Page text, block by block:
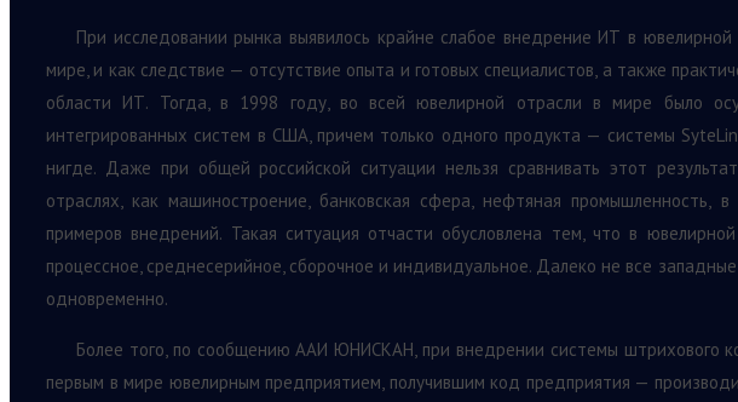
При исследовании рынка выявилось крайне слабое внедрение ИТ в
мире, и как следствие — отсутствие опыта и готовых специалистов, а также
области ИТ. Тогда, в 1998 году, во всей ювелирной отрасли в мире было
интегрированных систем в США, причем только одного продукта — системы
нигде. Даже при общей российской ситуации нельзя сравнивать этот
отраслях, как машиностроение, банковская сфера, нефтяная промышленность,
примеров внедрений. Такая ситуация отчасти обусловлена тем, что в
процессное, среднесерийное, сборочное и индивидуальное. Далеко не все
одновременно.
Более того, по сообщению ААИ ЮНИСКАН, при внедрении системы штрихового
первым в мире ювелирным предприятием, получившим код предприятия —